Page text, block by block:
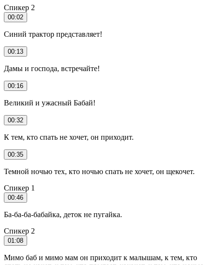
Спикер 2
00:02
Синий трактор представляет!
00:13
Дамы и господа, встречайте!
00:16
Великий и ужасный Бабай!
00:32
К тем, кто спать не хочет, он приходит.
00:35
Темной ночью тех, кто ночью спать не хочет, он щекочет.
Спикер 1
00:46
Ба-ба-ба-бабайка, деток не пугайка.
Спикер 2
01:08
Мимо баб и мимо мам он приходит к малышам, к тем, кто